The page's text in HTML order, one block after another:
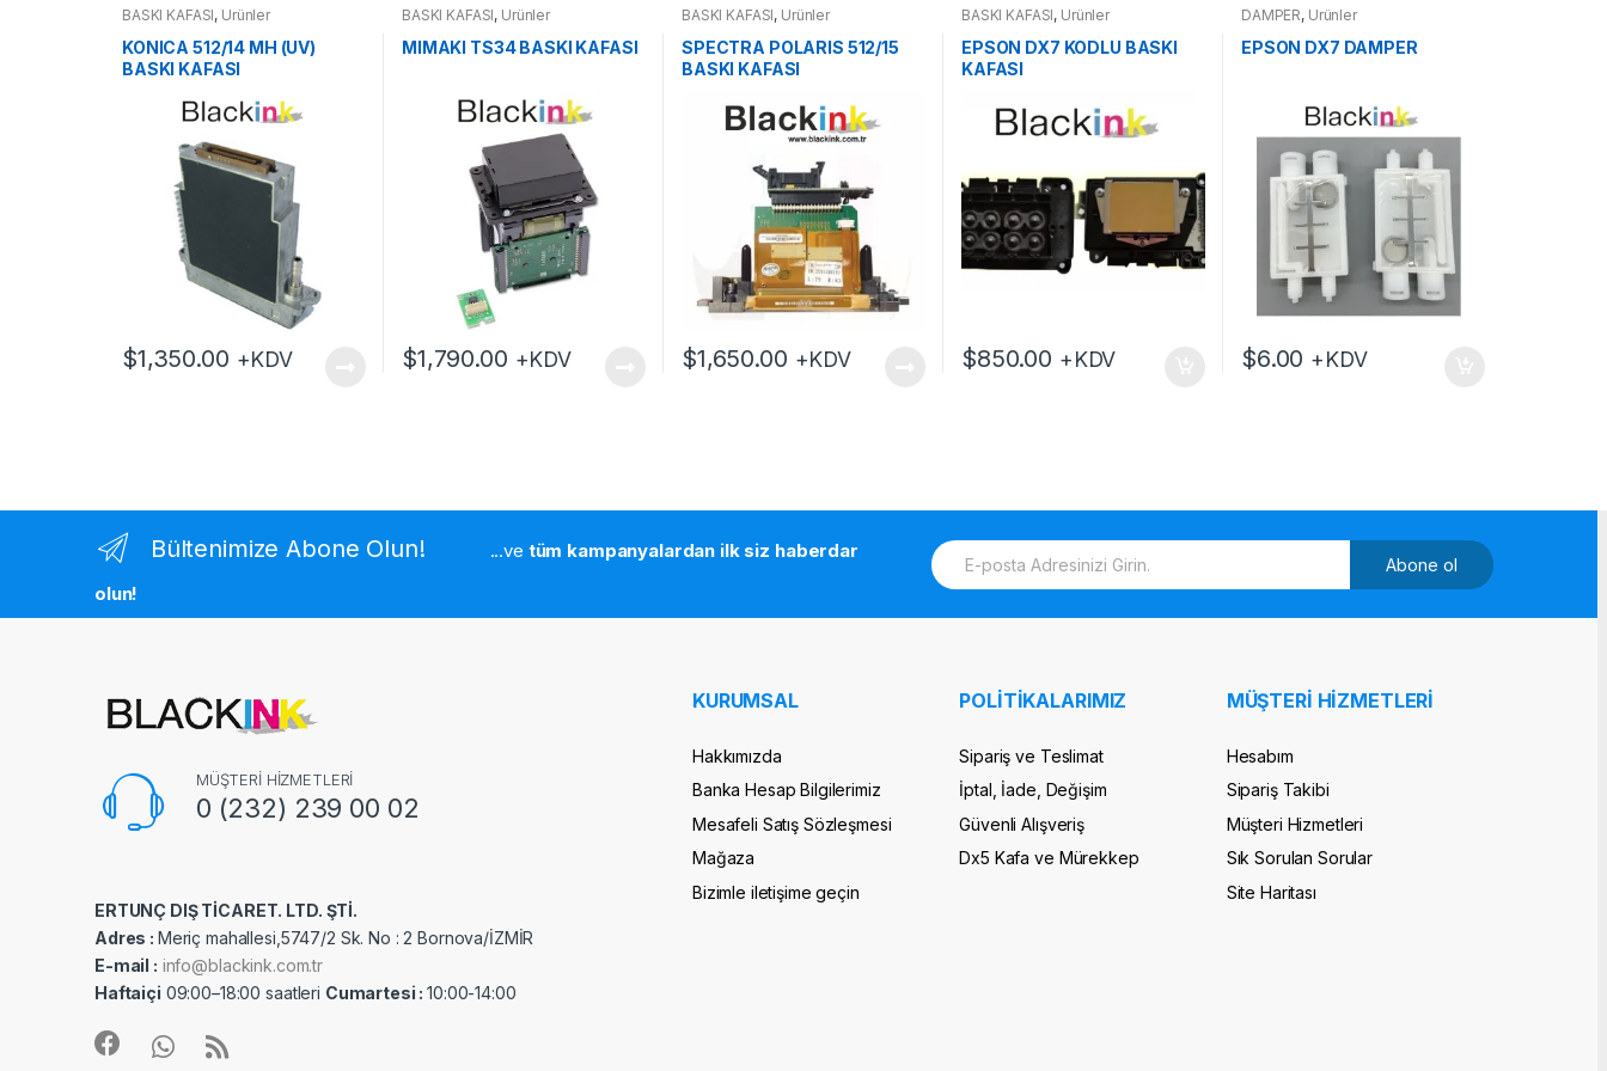
BASKI KAFASI, Ürünler
KONICA 512/14 MH (UV)
BASKI KAFASI
$1,350.00 +KDV
BASKI KAFASI, Ürünler
MIMAKI TS34 BASKI KAFASI
$1,790.00 +KDV
BASKI KAFASI, Ürünler
SPECTRA POLARIS 512/15
BASKI KAFASI
$1,650.00 +KDV
BASKI KAFASI, Ürünler
EPSON DX7 KODLU BASKI
KAFASI
$850.00 +KDV
DAMPER, Ürünler
EPSON DX7 DAMPER
$6.00 +KDV
Bültenimize Abone Olun! ...ve tüm kampanyalardan ilk siz haberdar
olun!
E
m
i
Abone ol
MÜŞTERİ HİZMETLERİ
0 (232) 239 00 02
ERTUNÇ DIŞ TİCARET. LTD. ŞTİ.
Adres : Meriç mahallesi,5747/2 Sk. No : 2 Bornova/İZMİR
E-mail : info@blackink.com.tr
Haftaiçi 09:00–18:00 saatleri Cumartesi :10:00-14:00
KURUMSAL
Hakkımızda
Banka Hesap Bilgilerimiz
Mesafeli Satış Sözleşmesi
Mağaza
Bizimle iletişime geçin
POLİTİKALARIMIZ
Sipariş ve Teslimat
İptal, İade, Değişim
Güvenli Alışveriş
Dx5 Kafa ve Mürekkep
MÜŞTERİ HİZMETLERİ
Hesabım
Sipariş Takibi
Müşteri Hizmetleri
Sık Sorulan Sorular
Site Haritası